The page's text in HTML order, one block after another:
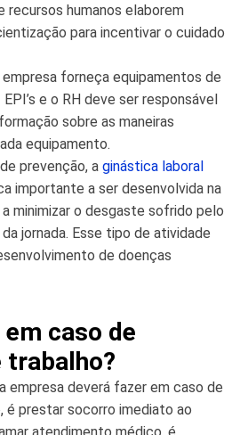
recursos humanos elaborem
para incentivar o cuidado
forneça equipamentos de
e o RH deve ser responsável
sobre as maneiras
equipamento.
prevenção, a ginástica laboral
importante a ser desenvolvida na
minimizar o desgaste sofrido pelo
jornada. Esse tipo de atividade
de doenças
caso de
trabalho?
empresa deverá fazer em caso de
é prestar socorro imediato ao